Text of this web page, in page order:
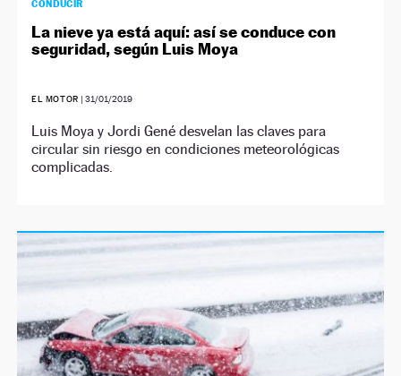
CONDUCIR
La nieve ya está aquí: así se conduce con
seguridad, según Luis Moya
EL MOTOR | 31/01/2019
Luis Moya y Jordi Gené desvelan las claves para
circular sin riesgo en condiciones meteorológicas
complicadas.